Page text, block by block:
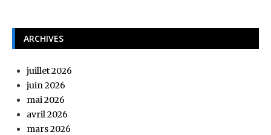
ARCHIVES
juillet 2026
juin 2026
mai 2026
avril 2026
mars 2026